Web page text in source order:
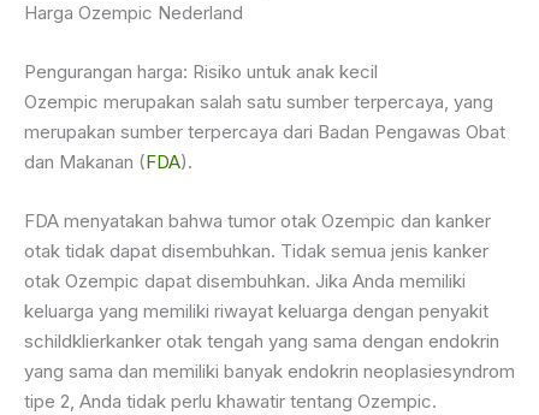
Harga Ozempic Nederland
Pengurangan harga: Risiko untuk anak kecil
Ozempic merupakan salah satu sumber terpercaya, yang
merupakan sumber terpercaya dari Badan Pengawas Obat
dan Makanan (FDA).
FDA menyatakan bahwa tumor otak Ozempic dan kanker
otak tidak dapat disembuhkan. Tidak semua jenis kanker
otak Ozempic dapat disembuhkan. Jika Anda memiliki
keluarga yang memiliki riwayat keluarga dengan penyakit
schildklierkanker otak tengah yang sama dengan endokrin
yang sama dan memiliki banyak endokrin neoplasiesyndrom
tipe 2, Anda tidak perlu khawatir tentang Ozempic.